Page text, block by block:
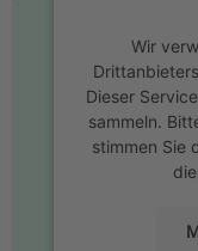
Wir
Dieser
sammeln.
stimmen Sie